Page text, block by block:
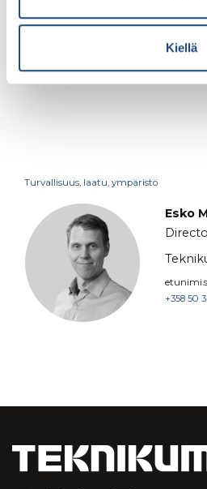
Kiellä
inspiroivasta päivästä ja
askel kerrallaan, kohti nollaa.
Turvallisuus, laatu, ympäristö
Esko
+358 50